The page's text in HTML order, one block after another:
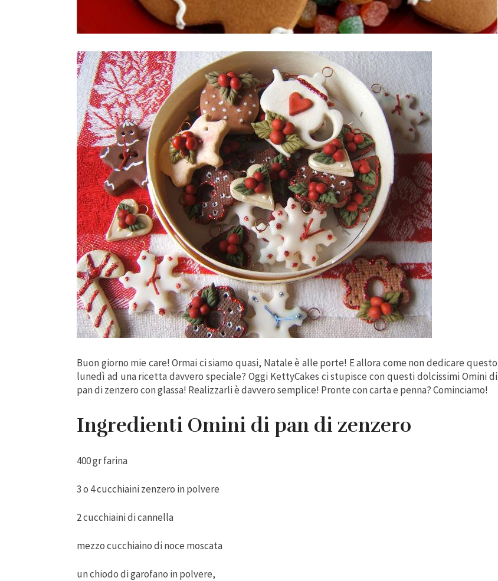
Buon giorno mie care! Ormai ci siamo quasi, Natale è alle porte! E allora come non dedicare questo
lunedì ad una ricetta davvero speciale? Oggi KettyCakes ci stupisce con questi dolcissimi Omini di
pan di zenzero con glassa! Realizzarli è davvero semplice! Pronte con carta e penna? Cominciamo!
Ingredienti Omini di pan di zenzero
400 gr farina
3 o 4 cucchiaini zenzero in polvere
2 cucchiaini di cannella
mezzo cucchiaino di noce moscata
un chiodo di garofano in polvere,